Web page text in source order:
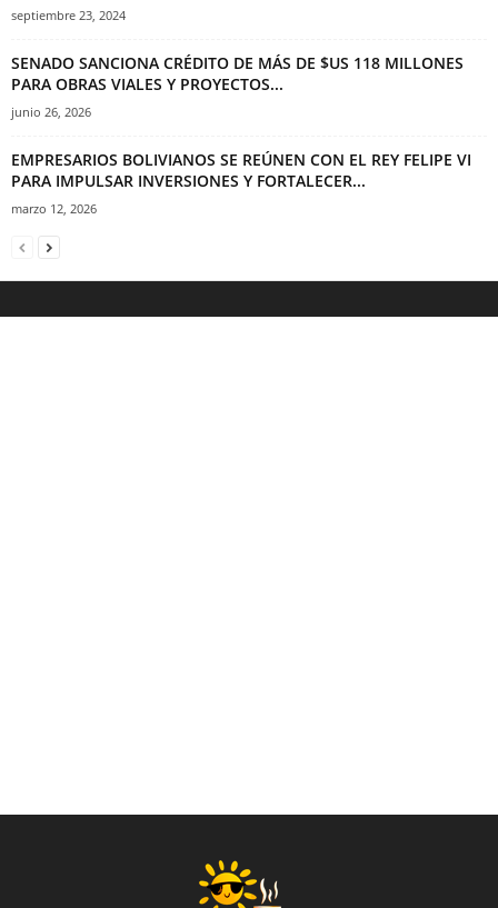
septiembre 23, 2024
SENADO SANCIONA CRÉDITO DE MÁS DE $US 118 MILLONES
PARA OBRAS VIALES Y PROYECTOS...
junio 26, 2026
EMPRESARIOS BOLIVIANOS SE REÚNEN CON EL REY FELIPE VI
PARA IMPULSAR INVERSIONES Y FORTALECER...
marzo 12, 2026